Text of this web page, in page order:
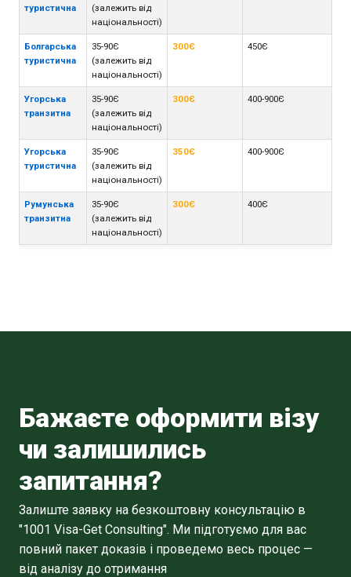
туристична
(залежить від
національності)
Болгарська
туристична
35-90Є
(залежить від
національності)
300Є 450Є
Угорська
транзитна
35-90Є
(залежить від
національності)
300Є 400-900Є
Угорська
туристична
35-90Є
(залежить від
національності)
350Є 400-900Є
Румунська
транзитна
35-90Є
(залежить від
національності)
300Є 400Є
Бажаєте оформити візу
чи залишились
запитання?
Залиште заявку на безкоштовну консультацію в
"1001 Visa-Get Consulting". Ми підготуємо для вас
повний пакет доказів і проведемо весь процес —
від аналізу до отримання